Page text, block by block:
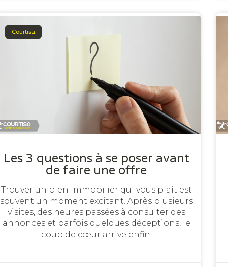
Courtisa
Les 3 questions à se poser avant
de faire une offre
Trouver un bien immobilier qui vous plaît est
souvent un moment excitant. Après plusieurs
visites, des heures passées à consulter des
annonces et parfois quelques déceptions, le
coup de cœur arrive enfin.